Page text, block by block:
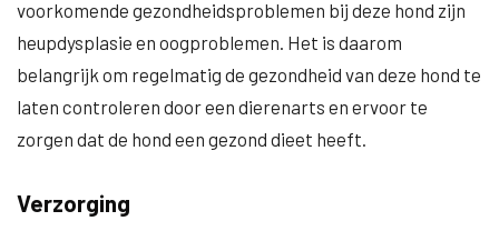
voorkomende gezondheidsproblemen bij deze hond zijn
heupdysplasie en oogproblemen. Het is daarom
belangrijk om regelmatig de gezondheid van deze hond te
laten controleren door een dierenarts en ervoor te
zorgen dat de hond een gezond dieet heeft.
Verzorging